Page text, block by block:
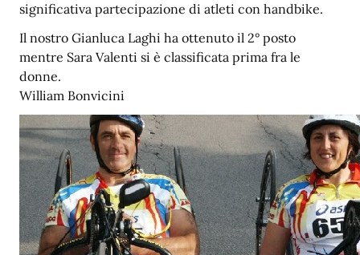
significativa partecipazione di atleti con handbike.
Il nostro Gianluca Laghi ha ottenuto il 2° posto
mentre Sara Valenti si è classificata prima fra le
donne.
William Bonvicini